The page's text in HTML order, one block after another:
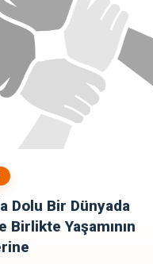
Dolu Bir Dünyada
Birlikte Yaşamının